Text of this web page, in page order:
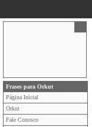
Frases para Orkut
Página Inicial
Orkut
Fale Conosco